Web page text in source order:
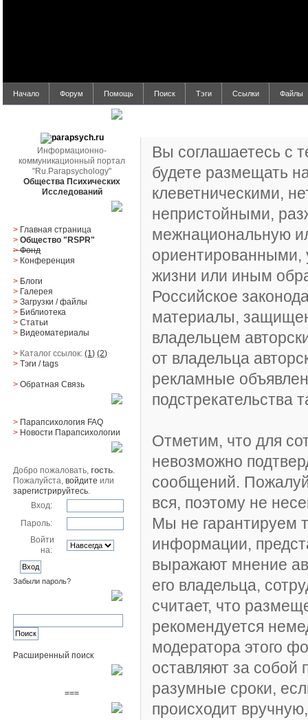
Начало Форум Помощь Поиск Тэги Ссылки Файлы
Информационно-
коммуникационный портал
"Ru.Parapsychology"
Общества Психических
Исследований
> Главная страница
> Общество "RSPR"
> Фонд
> Конференция
> Блоги
> Галерея
> Загрузки/файлы
> Библиотека
> Статьи
> Видеоматериалы
> Каталог ссылок:(1) (2)
> Тэги/ tags
> Обратная Cвязь
> Парапсихология FAQ
> Новости Парапсихологии
Добро пожаловать,гость.
Пожалуйста,войдите или
зарегистрируйтесь.
Вход:
Пароль:
Войти
на:
Забыли пароль?
Расширенный поиск
===
Вы соглашаетесь с
будете размещать
клеветническими,
непристойными,
межнациональную
жизни или иным
Российское
материалы,
владельцем
от владельца
рекламные
Отметим, что для
невозможно
сообщений.
вся, поэтому не
Мы не гарантируем
информации,
выражают мнение
его владельца,
считает, что
рекомендуется
модератора этого
оставляют за собой
разумные сроки,
происходит